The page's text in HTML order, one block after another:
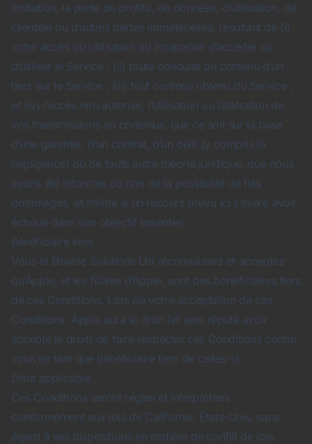
limitation, la perte de profits, de données, d’utilisation, de
clientèle ou d’autres pertes immatérielles, résultant de (i)
votre accès ou utilisation ou incapacité d’accéder ou
d’utiliser le Service ; (ii) toute conduite ou contenu d’un
tiers sur le Service ; (iii) tout contenu obtenu du Service ;
et (iv) l’accès non autorisé, l’utilisation ou l’altération de
vos transmissions ou contenus, que ce soit sur la base
d’une garantie, d’un contrat, d’un délit (y compris la
négligence) ou de toute autre théorie juridique, que nous
ayons été informés ou non de la possibilité de tels
dommages, et même si un recours prévu ici s’avère avoir
échoué dans son objectif essentiel.
Bénéficiaire tiers
Vous et Bitwise Solutions Ltd reconnaissez et acceptez
qu’Apple, et les filiales d’Apple, sont des bénéficiaires tiers
de ces Conditions. Lors de votre acceptation de ces
Conditions, Apple aura le droit (et sera réputé avoir
accepté le droit) de faire respecter ces Conditions contre
vous en tant que bénéficiaire tiers de celles-ci.
Droit applicable
Ces Conditions seront régies et interprétées
conformément aux lois de Californie, États-Unis, sans
égard à ses dispositions en matière de conflit de lois.